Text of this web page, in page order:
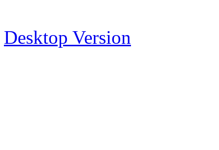
Desktop Version